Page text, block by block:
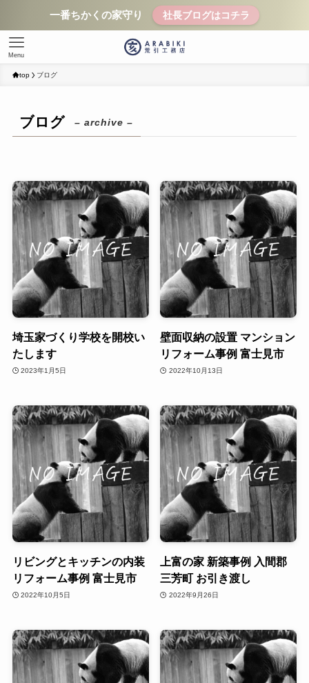
一番ちかくの家守り 社長ブログはコチラ
Menu
top ブログ
ブログ – archive –
埼玉家づくり学校を開校い
たします
2023年1月5日
壁面収納の設置 マンション
リフォーム事例 富士見市
2022年10月13日
リビングとキッチンの内装
リフォーム事例 富士見市
2022年10月5日
上富の家 新築事例 入間郡
三芳町 お引き渡し
2022年9月26日